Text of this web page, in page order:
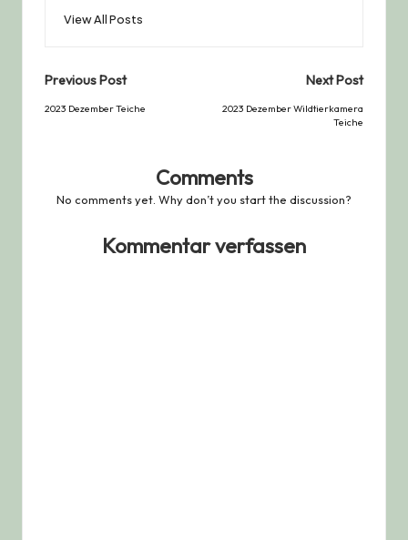
View All Posts
Post
navigation
Previous Post
2023 Dezember Teiche
Next Post
2023 Dezember Wildtierkamera
Teiche
Comments
No comments yet. Why don’t you start the discussion?
Kommentar verfassen